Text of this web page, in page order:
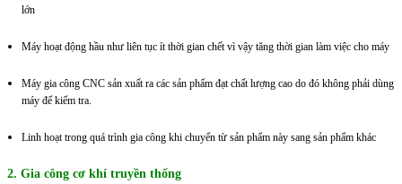
lớn
Máy hoạt động hầu như liên tục ít thời gian chết vì vậy tăng thời gian làm việc cho máy
Máy gia công CNC sản xuất ra các sản phẩm đạt chất lượng cao do đó không phải dùng
máy để kiểm tra.
Linh hoạt trong quá trình gia công khi chuyển từ sản phẩm này sang sản phẩm khác
2. Gia công cơ khí truyền thống